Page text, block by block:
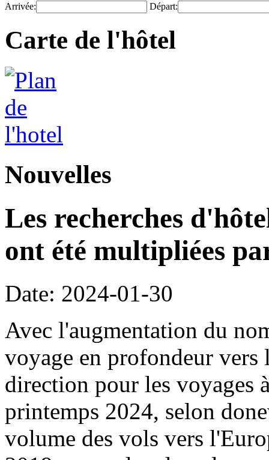
Arrivée: Départ:
Carte de l'hôtel
Nouvelles
Les recherches
ont été multipliées
Date: 2024-01-30
Avec l'augmentation du
voyage en profondeur
direction pour les voyages
printemps 2024, selon
volume des vols vers